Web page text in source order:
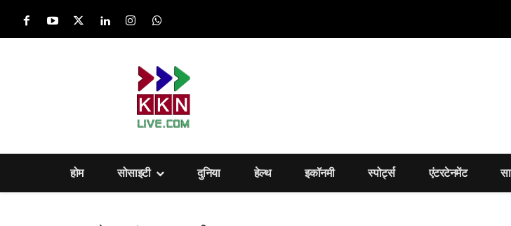
होम सोसाइटी दुनिया हेल्‍थ इकॉनमी स्पोर्ट्स एंटरटेनमेंट